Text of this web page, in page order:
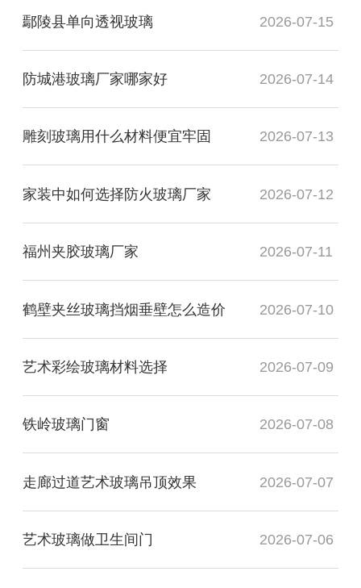
鄢陵县单向透视玻璃 2026-07-15
防城港玻璃厂家哪家好 2026-07-14
雕刻玻璃用什么材料便宜牢固 2026-07-13
家装中如何选择防火玻璃厂家 2026-07-12
福州夹胶玻璃厂家 2026-07-11
鹤壁夹丝玻璃挡烟垂壁怎么造价 2026-07-10
艺术彩绘玻璃材料选择 2026-07-09
铁岭玻璃门窗 2026-07-08
走廊过道艺术玻璃吊顶效果 2026-07-07
艺术玻璃做卫生间门 2026-07-06